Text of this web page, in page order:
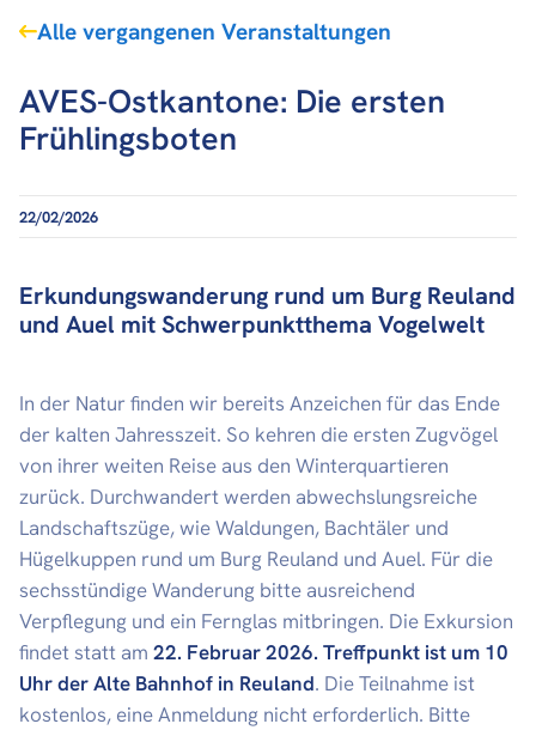
Alle vergangenen Veranstaltungen
AVES-Ostkantone: Die ersten
Frühlingsboten
22/02/2026
Erkundungswanderung rund um Burg Reuland
und Auel mit Schwerpunktthema Vogelwelt
In der Natur finden wir bereits Anzeichen für das Ende
der kalten Jahresszeit. So kehren die ersten Zugvögel
von ihrer weiten Reise aus den Winterquartieren
zurück. Durchwandert werden abwechslungsreiche
Landschaftszüge, wie Waldungen, Bachtäler und
Hügelkuppen rund um Burg Reuland und Auel. Für die
sechsstündige Wanderung bitte ausreichend
Verpflegung und ein Fernglas mitbringen. Die Exkursion
findet statt am 22. Februar 2026. Treffpunkt ist um 10
Uhr der Alte Bahnhof in Reuland. Die Teilnahme ist
kostenlos, eine Anmeldung nicht erforderlich. Bitte